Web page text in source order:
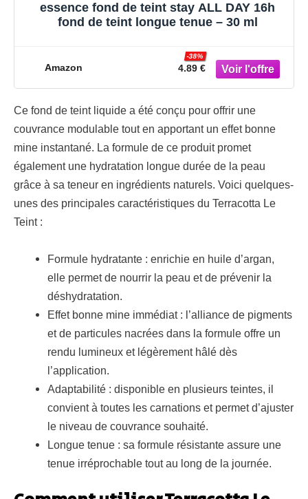
essence fond de teint stay ALL DAY 16h
fond de teint longue tenue – 30 ml
Amazon 4.89 €
-38%
Ce fond de teint liquide a été conçu pour offrir une
couvrance modulable tout en apportant un effet bonne
mine instantané. La formule de ce produit promet
également une hydratation longue durée de la peau
grâce à sa teneur en ingrédients naturels. Voici quelques-
unes des principales caractéristiques du Terracotta Le
Teint :
Formule hydratante : enrichie en huile d’argan,
elle permet de nourrir la peau et de prévenir la
déshydratation.
Effet bonne mine immédiat : l’alliance de pigments
et de particules nacrées dans la formule offre un
rendu lumineux et légèrement hâlé dès
l’application.
Adaptabilité : disponible en plusieurs teintes, il
convient à toutes les carnations et permet d’ajuster
le niveau de couvrance souhaité.
Longue tenue : sa formule résistante assure une
tenue irréprochable tout au long de la journée.